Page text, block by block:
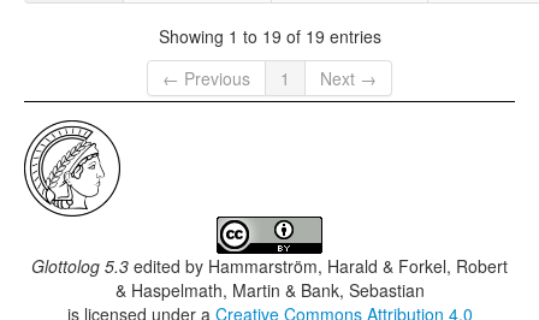
Showing 1 to 19 of 19 entries
← Previous
1 Next →
Glottolog 5.3 edited by Hammarström, Harald & Forkel, Robert
& Haspelmath, Martin & Bank, Sebastian
is licensed under a Creative Commons Attribution 4.0